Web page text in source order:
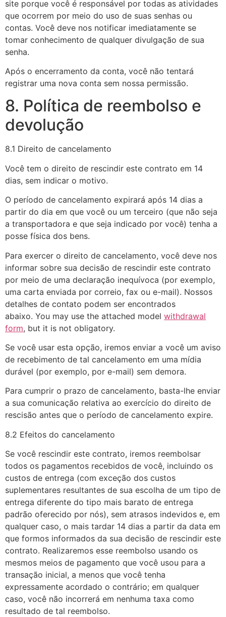
site porque você é responsável por todas as atividades
que ocorrem por meio do uso de suas senhas ou
contas. Você deve nos notificar imediatamente se
tomar conhecimento de qualquer divulgação de sua
senha.
Após o encerramento da conta, você não tentará
registrar uma nova conta sem nossa permissão.
8. Política de reembolso e
devolução
8.1 Direito de cancelamento
Você tem o direito de rescindir este contrato em 14
dias, sem indicar o motivo.
O período de cancelamento expirará após 14 dias a
partir do dia em que você ou um terceiro (que não seja
a transportadora e que seja indicado por você) tenha a
posse física dos bens.
Para exercer o direito de cancelamento, você deve nos
informar sobre sua decisão de rescindir este contrato
por meio de uma declaração inequívoca (por exemplo,
uma carta enviada por correio, fax ou e-mail). Nossos
detalhes de contato podem ser encontrados
abaixo. You may use the attached model withdrawal
form, but it is not obligatory.
Se você usar esta opção, iremos enviar a você um aviso
de recebimento de tal cancelamento em uma mídia
durável (por exemplo, por e-mail) sem demora.
Para cumprir o prazo de cancelamento, basta-lhe enviar
a sua comunicação relativa ao exercício do direito de
rescisão antes que o período de cancelamento expire.
8.2 Efeitos do cancelamento
Se você rescindir este contrato, iremos reembolsar
todos os pagamentos recebidos de você, incluindo os
custos de entrega (com exceção dos custos
suplementares resultantes de sua escolha de um tipo de
entrega diferente do tipo mais barato de entrega
padrão oferecido por nós), sem atrasos indevidos e, em
qualquer caso, o mais tardar 14 dias a partir da data em
que formos informados da sua decisão de rescindir este
contrato. Realizaremos esse reembolso usando os
mesmos meios de pagamento que você usou para a
transação inicial, a menos que você tenha
expressamente acordado o contrário; em qualquer
caso, você não incorrerá em nenhuma taxa como
resultado de tal reembolso.